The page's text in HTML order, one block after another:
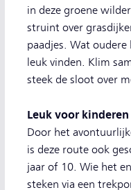
in deze groene
struint over
paadjes. Wat oudere
leuk vinden. Klim
steek de sloot over
Leuk voor kinderen
Door het
is deze route ook
jaar of 10. Wie het
steken via een